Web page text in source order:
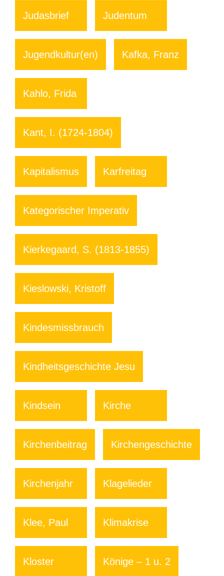
Judasbrief Judentum
Jugendkultur(en) Kafka, Franz
Kahlo, Frida
Kant, I. (1724-1804)
Kapitalismus Karfreitag
Kategorischer Imperativ
Kierkegaard, S. (1813-1855)
Kieslowski, Kristoff
Kindesmissbrauch
Kindheitsgeschichte Jesu
Kindsein Kirche
Kirchenbeitrag Kirchengeschichte
Kirchenjahr Klagelieder
Klee, Paul Klimakrise
Kloster Könige – 1 u. 2